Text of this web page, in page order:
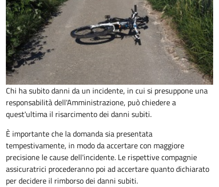
Chi ha subito danni da un incidente, in cui si presuppone una
responsabilità dell'Amministrazione, può chiedere a
quest'ultima il risarcimento dei danni subiti.
È importante che la domanda sia presentata
tempestivamente, in modo da accertare con maggiore
precisione le cause dell'incidente. Le rispettive compagnie
assicuratrici procederanno poi ad accertare quanto dichiarato
per decidere il rimborso dei danni subiti.